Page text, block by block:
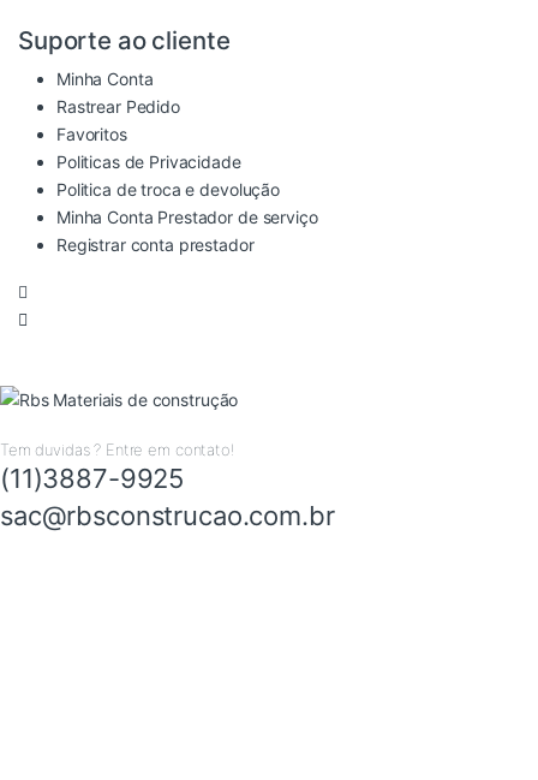
Suporte ao cliente
Minha Conta
Rastrear Pedido
Favoritos
Politicas de Privacidade
Politica de troca e devolução
Minha Conta Prestador de serviço
Registrar conta prestador
Tem duvidas ? Entre em contato!
(11)3887-9925
sac@rbsconstrucao.com.br